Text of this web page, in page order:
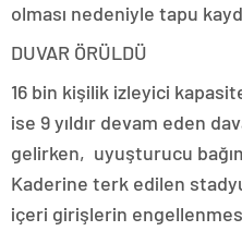
olması nedeniyle tapu
DUVAR ÖRÜLDÜ
16 bin kişilik izleyici
ise 9 yıldır devam eden
gelirken, uyuşturucu
Kaderine terk edilen
içeri girişlerin